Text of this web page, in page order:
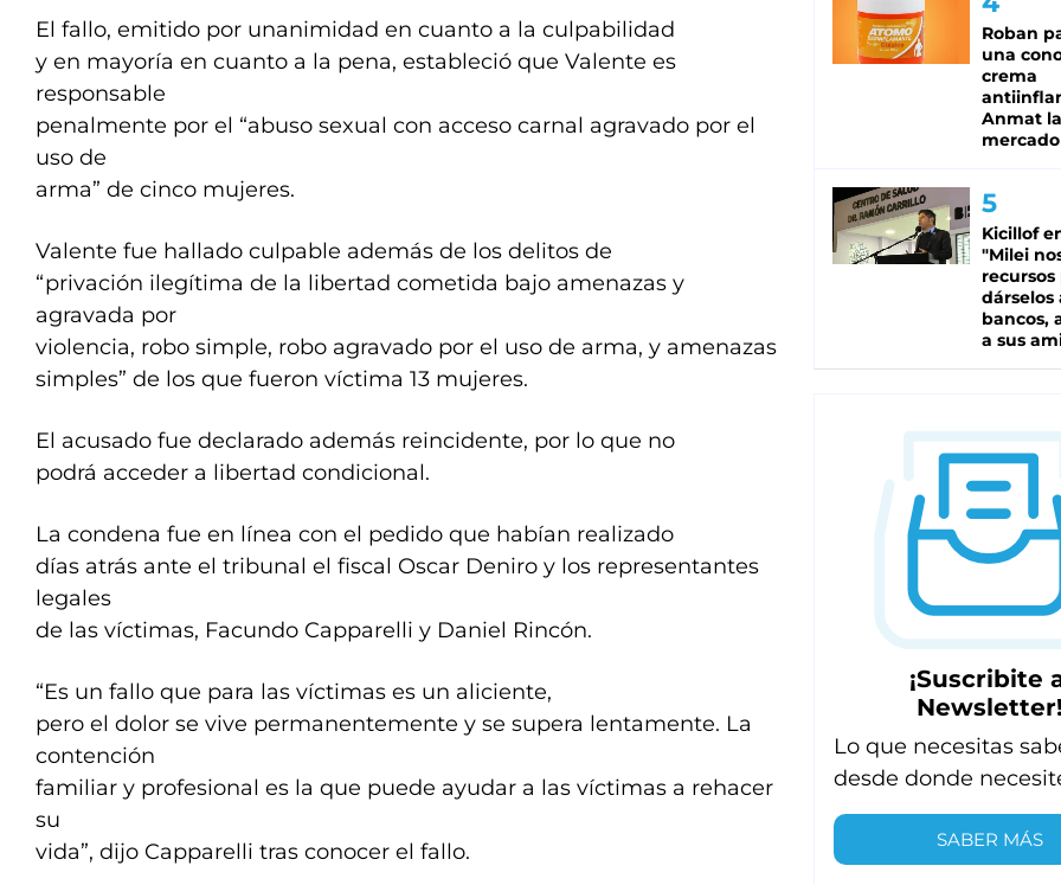
El fallo, emitido por unanimidad en cuanto a la culpabilidad
y en mayoría en cuanto a la pena, estableció que Valente es
responsable
penalmente por el “abuso sexual con acceso carnal agravado por el
uso de
arma” de cinco mujeres.
Valente fue hallado culpable además de los delitos de
“privación ilegítima de la libertad cometida bajo amenazas y
agravada por
violencia, robo simple, robo agravado por el uso de arma, y amenazas
simples” de los que fueron víctima 13 mujeres.
El acusado fue declarado además reincidente, por lo que no
podrá acceder a libertad condicional.
La condena fue en línea con el pedido que habían realizado
días atrás ante el tribunal el fiscal Oscar Deniro y los representantes
legales
de las víctimas, Facundo Capparelli y Daniel Rincón.
“Es un fallo que para las víctimas es un aliciente,
pero el dolor se vive permanentemente y se supera lentamente. La
contención
familiar y profesional es la que puede ayudar a las víctimas a rehacer
su
vida”, dijo Capparelli tras conocer el fallo.
Roban
una
crema
Anmat
mercado
Kicillof
"Milei
recursos
dárselos
bancos,
a sus
¡Suscribite
Newsletter!
Lo que necesitas
desde donde
SABER MÁS